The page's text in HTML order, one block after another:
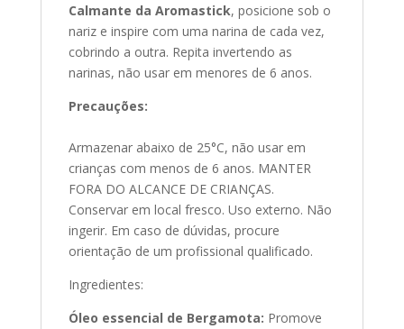
Calmante da Aromastick, posicione sob o
nariz e inspire com uma narina de cada vez,
cobrindo a outra. Repita invertendo as
narinas, não usar em menores de 6 anos.
Precauções:
Armazenar abaixo de 25°C, não usar em
crianças com menos de 6 anos. MANTER
FORA DO ALCANCE DE CRIANÇAS.
Conservar em local fresco. Uso externo. Não
ingerir. Em caso de dúvidas, procure
orientação de um profissional qualificado.
Ingredientes:
Óleo essencial de Bergamota: Promove